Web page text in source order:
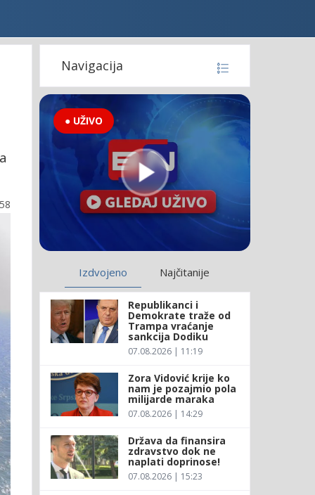
Navigacija
● UŽIVO
Izdvojeno Najčitanije
Republikanci i
Demokrate traže od
Trampa vraćanje
sankcija Dodiku
07.08.2026 | 11:19
Zora Vidović krije ko
nam je pozajmio pola
milijarde maraka
07.08.2026 | 14:29
Država da finansira
zdravstvo dok ne
naplati doprinose!
07.08.2026 | 15:23